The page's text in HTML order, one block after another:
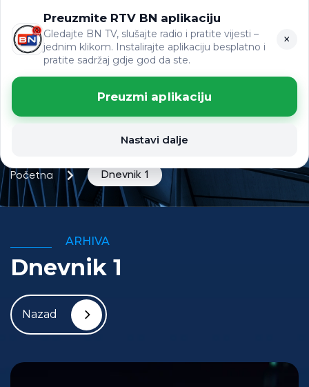
VIJESTI LAT
Preuzmite RTV BN aplikaciju
Gledajte BN TV, slušajte radio i pratite vijesti –
jednim klikom. Instalirajte aplikaciju besplatno i
pratite sadržaj gdje god da ste.
×
Preuzmi aplikaciju
Nastavi dalje
Početna Dnevnik 1
ARHIVA
Dnevnik 1
Nazad